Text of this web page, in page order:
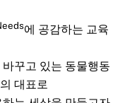
에 공감하는 교육
꾸고 있는 동물행동
대표로